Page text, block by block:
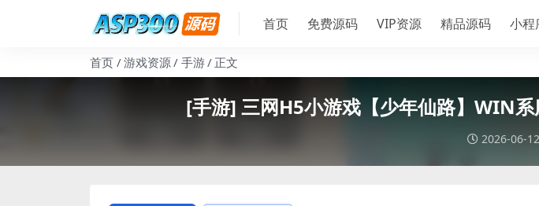
首页 免费源码 VIP资源 精品源码 小
首页 游戏资源 手游 正文
[手游] 三网H5小游戏【少年仙路】WIN
2026-06-12